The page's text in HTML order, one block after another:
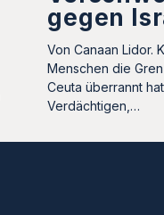
gegen
Von Canaan Lidor.
Menschen die
Ceuta überrannt
Verdächtigen,…